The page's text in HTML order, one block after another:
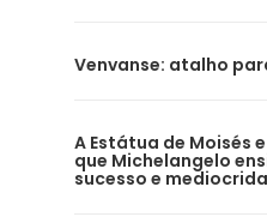
Venvanse: atalho
A Estátua de Moisés
que Michelangelo
sucesso e